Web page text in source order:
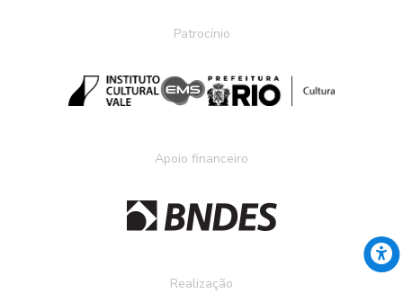
Patrocínio
Apoio financeiro
Realização